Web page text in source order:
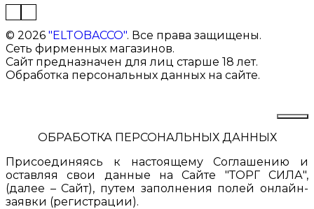
© 2026 "ELTOBACCO". Все права защищены.
Сеть фирменных магазинов.
Сайт предназначен для лиц старше 18 лет.
Обработка персональных данных на сайте.
ОБРАБОТКА ПЕРСОНАЛЬНЫХ ДАННЫХ
Присоединяясь к настоящему Соглашению и
оставляя свои данные на Сайте "ТОРГ СИЛА",
(далее – Сайт), путем заполнения полей онлайн-
заявки (регистрации).